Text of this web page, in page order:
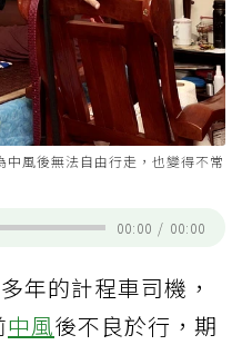
風後無法自由行走，也變得不常
00:00 / 00:00
年的計程車司機，
中風後不良於行，期